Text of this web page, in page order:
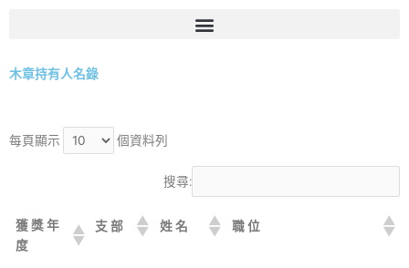
要木章持有人名錄
每頁顯示 個資料列
搜尋:
獲 獎 年
度
支 部 姓 名 職 位